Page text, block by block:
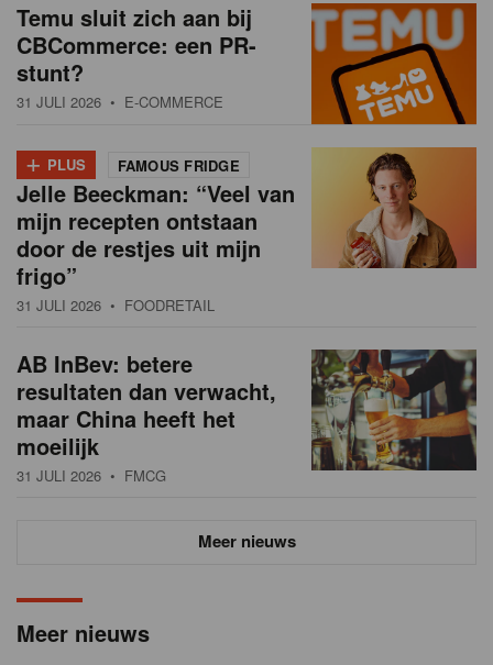
Meer nieuws
Temu sluit zich aan bij
CBCommerce: een PR-
stunt?
31 JULI 2026 • E-COMMERCE
+ PLUS FAMOUS FRIDGE
Jelle Beeckman: “Veel van
mijn recepten ontstaan
door de restjes uit mijn
frigo”
31 JULI 2026 • FOODRETAIL
AB InBev: betere
resultaten dan verwacht,
maar China heeft het
moeilijk
31 JULI 2026 • FMCG
Meer nieuws